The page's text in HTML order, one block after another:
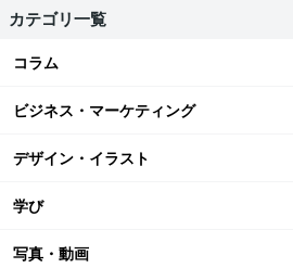
カテゴリ一覧
コラム
ビジネス・マーケティング
デザイン・イラスト
学び
写真・動画